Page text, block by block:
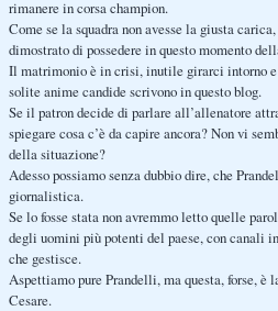
rimanere in corsa champion.
Come se la squadra non avesse la giusta
dimostrato di possedere in questo momento
Il matrimonio è in crisi, inutile girarci intorno
solite anime candide scrivono in questo blog.
Se il patron decide di parlare all’allenatore
spiegare cosa c’è da capire ancora? Non vi
della situazione?
Adesso possiamo senza dubbio dire, che
giornalistica.
Se lo fosse stata non avremmo letto quelle
degli uomini più potenti del paese, con canali
che gestisce.
Aspettiamo pure Prandelli, ma questa, forse, è
Cesare.